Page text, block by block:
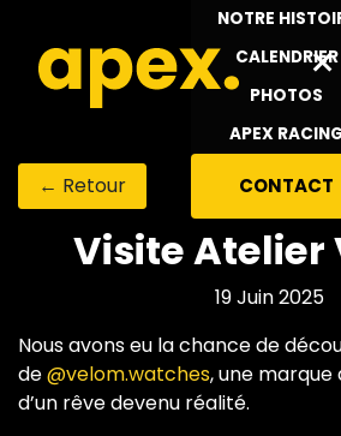
×
NOTRE
CALENDRIER
PHOTOS
APEX RACING
CONTACT
← Retour
Visite Atelier
19 Juin 2025
Nous avons eu la chance de
de@velom.watches, une
d’un rêve devenu réalité.